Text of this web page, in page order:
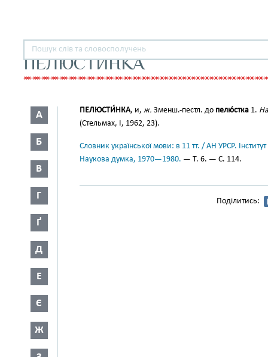
ПЕЛЮСТИНКА
А
Б
В
Г
Ґ
Д
Е
Є
Ж
ПЕЛЮСТИ́НКА, и, ж. Зменш.-пестл. до пелю́стка 1.
(Стельмах, І, 1962, 23).
Словник української мови: в 11 тт. / АН УРСР.
Наукова думка, 1970—1980. — Т. 6. — С. 114.
Поділитись: